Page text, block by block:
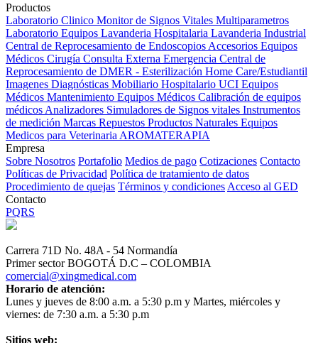
Productos
Laboratorio Clinico Monitor de Signos Vitales Multiparametros
Laboratorio Equipos Lavanderia Hospitalaria Lavanderia Industrial
Central de Reprocesamiento de Endoscopios Accesorios Equipos
Médicos Cirugía Consulta Externa Emergencia Central de
Reprocesamiento de DMER - Esterilización Home Care/Estudiantil
Imagenes Diagnósticas Mobiliario Hospitalario UCI Equipos
Médicos Mantenimiento Equipos Médicos Calibración de equipos
médicos Analizadores Simuladores de Signos vitales Instrumentos
de medición Marcas Repuestos Productos Naturales Equipos
Medicos para Veterinaria AROMATERAPIA
Empresa
Sobre Nosotros Portafolio Medios de pago Cotizaciones Contacto
Políticas de Privacidad Política de tratamiento de datos
Procedimiento de quejas Términos y condiciones Acceso al GED
Contacto
PQRS
Carrera 71D No. 48A - 54 Normandía
Primer sector BOGOTÁ D.C – COLOMBIA
comercial@xingmedical.com
Horario de atención:
Lunes y jueves de 8:00 a.m. a 5:30 p.m y Martes, miércoles y
viernes: de 7:30 a.m. a 5:30 p.m
Sitios web: